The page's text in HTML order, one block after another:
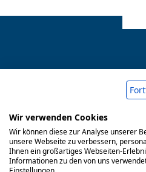
Pie de
Condiciones
Política de
Wir verwenden Cookies
Wir können diese zur Analyse unserer
unsere Webseite zu verbessern,
Ihnen ein großartiges Webseiten-
Informationen zu den von uns